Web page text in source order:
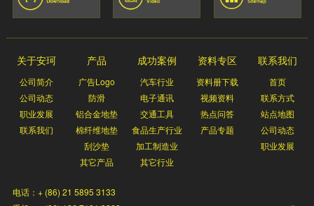
关于安珂
公司简介
公司动态
职业发展
联系我们
产品
广告Logo
防滑
铝合金地垫
棉纤维地垫
刮沙垫
其它产品
成功案例
汽车行业
电子通讯
交通工具
食品生产行业
加工制造业
其它行业
资料专区
资料册下载
视频资料
热点问答
产品专题
联系我们
首页
联系方式
站点地图
公司动态
职业发展
电话：+ (86) 21 5895 3133